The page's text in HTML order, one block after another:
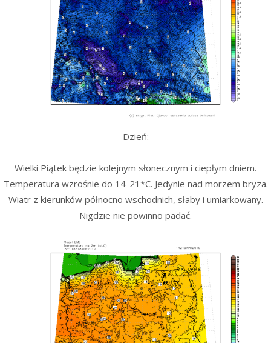
Dzień:
Wielki Piątek będzie kolejnym słonecznym i ciepłym dniem.
Temperatura wzrośnie do 14-21*C. Jedynie nad morzem bryza.
Wiatr z kierunków północno wschodnich, słaby i umiarkowany.
Nigdzie nie powinno padać.